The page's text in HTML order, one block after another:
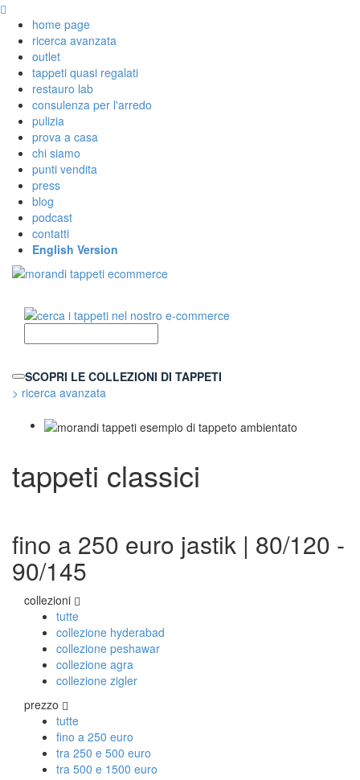
home page
ricerca avanzata
outlet
tappeti quasi regalati
restauro lab
consulenza per l'arredo
pulizia
prova a casa
chi siamo
punti vendita
press
blog
podcast
contatti
English Version
SCOPRI LE COLLEZIONI DI TAPPETI
> ricerca avanzata
Tibet Contemporanei
Himalayan
Bhadohi Moderni
Tappeti Moderni Collezione Morandi
TAPPETI DI DESIGN D'ARTE
Marco Nereo Rotelli
Daniela Marchetti
Chuk Palu
Giorgio Palù
Vito Catalano
TAPPETI PERSIANI
tappeti classici
fino a 250 euro jastik | 80/120 -
90/145
collezioni
tutte
collezione hyderabad
collezione peshawar
collezione agra
collezione zigler
prezzo
tutte
fino a 250 euro
tra 250 e 500 euro
tra 500 e 1500 euro